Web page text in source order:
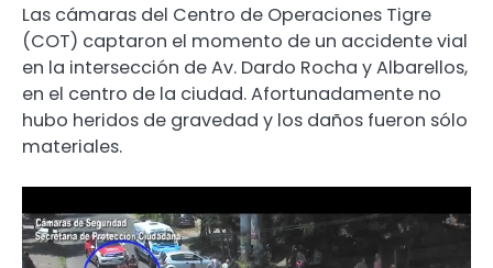
Las cámaras del Centro de Operaciones Tigre
(COT) captaron el momento de un accidente vial
en la intersección de Av. Dardo Rocha y Albarellos,
en el centro de la ciudad. Afortunadamente no
hubo heridos de gravedad y los daños fueron sólo
materiales.